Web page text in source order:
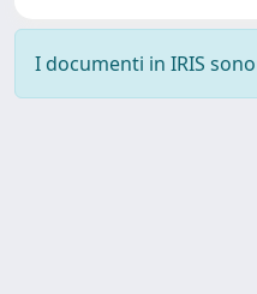
I documenti in IRIS